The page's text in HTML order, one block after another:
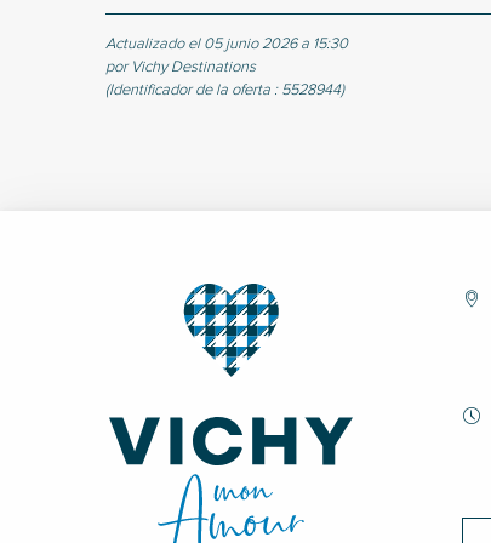
Actualizado el 05 junio 2026 a 15:30
por Vichy Destinations
(Identificador de la oferta : 5528944)